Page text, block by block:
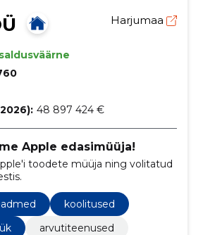
Harjumaa
48 897 424 €
Apple edasimüüja!
toodete müüja ning volitatud
koolitused
arvutiteenused